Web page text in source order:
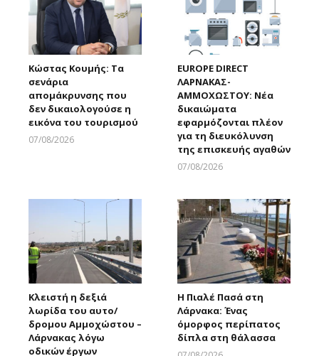
Κώστας Κουμής: Τα
σενάρια
απομάκρυνσης που
δεν δικαιολογούσε η
εικόνα του τουρισμού
07/08/2026
EUROPE DIRECT
ΛΑΡΝΑΚΑΣ-
ΑΜΜΟΧΩΣΤΟΥ: Νέα
δικαιώματα
εφαρμόζονται πλέον
για τη διευκόλυνση
της επισκευής αγαθών
07/08/2026
Κλειστή η δεξιά
λωρίδα του αυτο/
δρομου Αμμοχώστου –
Λάρνακας λόγω
οδικών έργων
Η Πιαλέ Πασά στη
Λάρνακα: Ένας
όμορφος περίπατος
δίπλα στη θάλασσα